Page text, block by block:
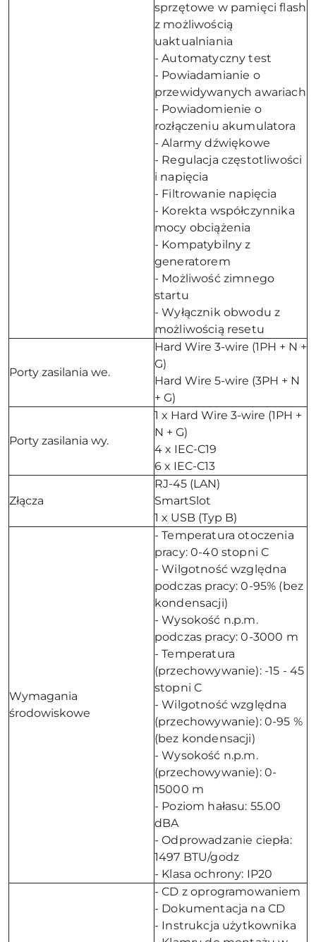
sprzętowe w pamięci flash
z możliwością
uaktualniania
- Automatyczny test
- Powiadamianie o
przewidywanych awariach
- Powiadomienie o
rozłączeniu akumulatora
- Alarmy dźwiękowe
- Regulacja częstotliwości
i napięcia
- Filtrowanie napięcia
- Korekta współczynnika
mocy obciążenia
- Kompatybilny z
generatorem
- Możliwość zimnego
startu
- Wyłącznik obwodu z
możliwością resetu
Porty zasilania we.
Hard Wire 3-wire (1PH + N +
G)
Hard Wire 5-wire (3PH + N
+ G)
Porty zasilania wy.
1 x Hard Wire 3-wire (1PH +
N + G)
4 x IEC-C19
6 x IEC-C13
Złącza
RJ-45 (LAN)
SmartSlot
1 x USB (Typ B)
Wymagania
środowiskowe
- Temperatura otoczenia
pracy: 0-40 stopni C
- Wilgotność względna
podczas pracy: 0-95% (bez
kondensacji)
- Wysokość n.p.m.
podczas pracy: 0-3000 m
- Temperatura
(przechowywanie): -15 - 45
stopni C
- Wilgotność względna
(przechowywanie): 0-95 %
(bez kondensacji)
- Wysokość n.p.m.
(przechowywanie): 0-
15000 m
- Poziom hałasu: 55.00
dBA
- Odprowadzanie ciepła:
1497 BTU/godz
- Klasa ochrony: IP20
- CD z oprogramowaniem
- Dokumentacja na CD
- Instrukcja użytkownika